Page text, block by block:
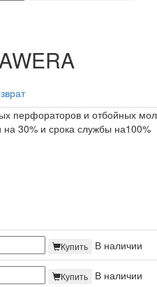
перфораторов и отбойных
на 30% и срока службы на100%
Купить
В наличии
Купить
В наличии